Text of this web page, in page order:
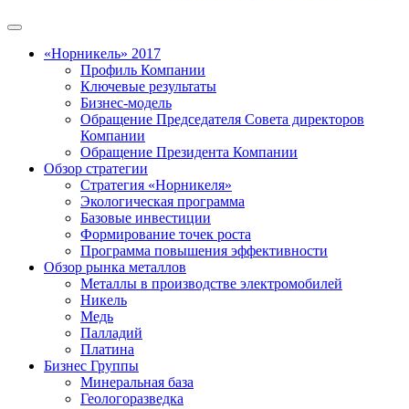
«Норникель» 2017
Профиль Компании
Ключевые результаты
Бизнес-модель
Обращение Председателя Совета директоров
Компании
Обращение Президента Компании
Обзор стратегии
Стратегия «Норникеля»
Экологическая программа
Базовые инвестиции
Формирование точек роста
Программа повышения эффективности
Обзор рынка металлов
Металлы в производстве электромобилей
Никель
Медь
Палладий
Платина
Бизнес Группы
Минеральная база
Геологоразведка